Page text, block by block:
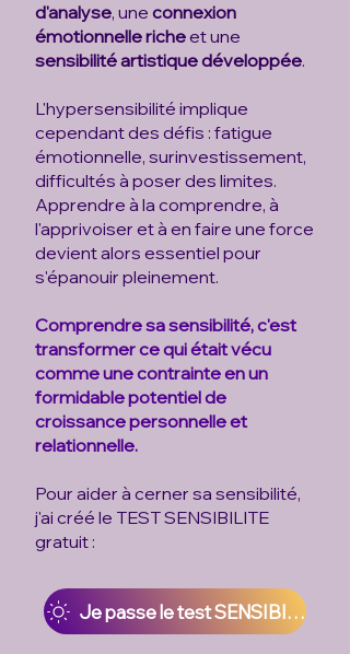
d'analyse, une connexion
émotionnelle richeet une
sensibilité artistique développée.
L'hypersensibilité implique
cependant des défis : fatigue
émotionnelle, surinvestissement,
difficultés à poser des limites.
Apprendre à la comprendre, à
l'apprivoiser et à en faire une force
devient alors essentiel pour
s'épanouir pleinement.
Comprendre sa sensibilité, c'est
transformer ce qui était vécu
comme une contrainte en un
formidable potentiel de
croissance personnelle et
relationnelle.
Pour aider à cerner sa sensibilité,
j'ai créé le TEST SENSIBILITE
gratuit :
Je passe le test SENSIBILITE